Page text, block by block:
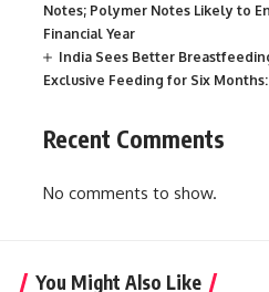
Notes; Polymer Notes Likely to
Financial Year
India Sees Better
Exclusive Feeding for Six
Recent Comments
No comments to show.
You Might Also Like